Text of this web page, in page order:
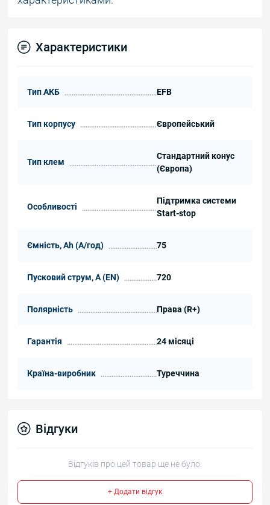
Характеристики
Тип АКБ EFB
Тип корпусу Європейський
Тип клем
Стандартний конус
(Європа)
Особливості
Підтримка системи
Start-stop
Ємність, Ah (А/год) 75
Пусковий струм, А (EN) 720
Полярність Права (R+)
Гарантія 24 місяці
Країна-виробник Туреччина
Відгуки
Відгуків про цей товар ще не було.
+ Додати відгук